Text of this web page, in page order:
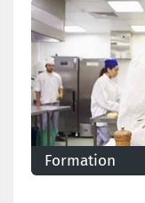
Formation